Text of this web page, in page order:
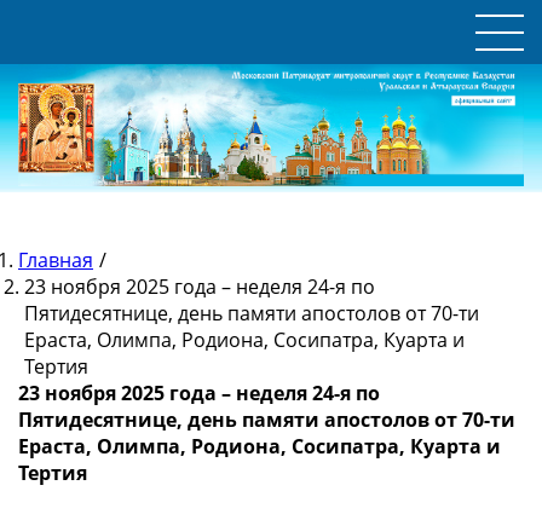
Главная /
23 ноября 2025 года – неделя 24-я по
Пятидесятнице, день памяти апостолов от 70-ти
Ераста, Олимпа, Родиона, Сосипатра, Куарта и
Тертия
23 ноября 2025 года – неделя 24-я по
Пятидесятнице, день памяти апостолов от 70-ти
Ераста, Олимпа, Родиона, Сосипатра, Куарта и
Тертия